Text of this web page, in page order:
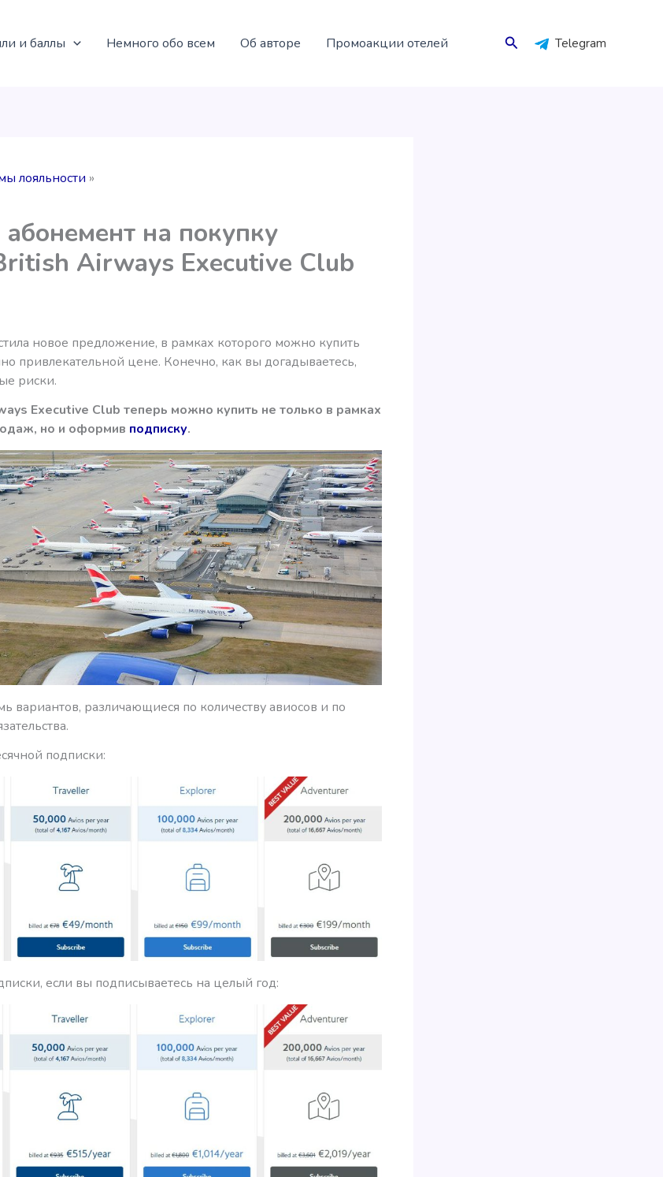
и баллы Немного обо всем Об авторе Промоакции отелей Поиск Telegram
лояльности
на покупку
Airways Executive Club
новое предложение, в рамках которого можно купить
привлекательной цене. Конечно, как вы догадываетесь,
риски.
Executive Club теперь можно купить не только в рамках
но и оформив подписку.
вариантов, различающиеся по количеству авиосов и по
подписки:
если вы подписываетесь на целый год: